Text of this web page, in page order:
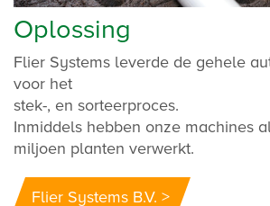
Oplossing
Flier Systems leverde de gehele
voor het
stek-, en sorteerproces.
Inmiddels hebben onze machines
miljoen planten verwerkt.
Flier Systems B.V. >